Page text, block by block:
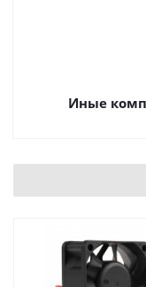
Иные